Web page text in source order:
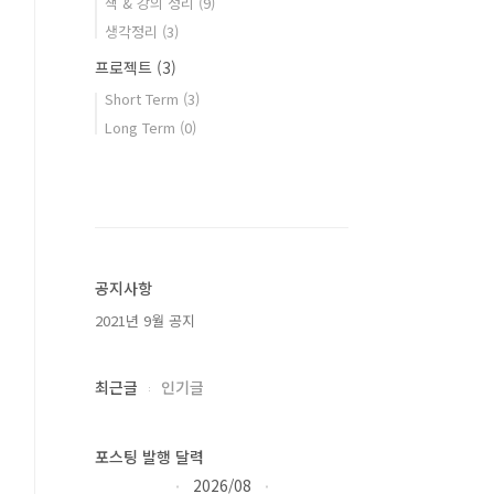
생각정리 (3)
프로젝트 (3)
Short Term (3)
Long Term (0)
공지사항
2021년 9월 공지
최근글 인기글
포스팅 발행 달력
« 2026/08 »